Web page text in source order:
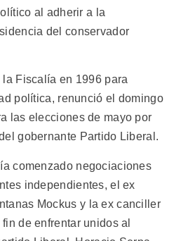
al adherir a la
del conservador
Fiscalía en 1996 para
política, renunció el domingo
las elecciones de mayo por
gobernante Partido Liberal.
comenzado negociaciones
independientes, el ex
Mockus y la ex canciller
de enfrentar unidos al